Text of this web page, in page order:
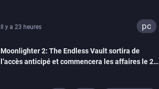
Il y a 23 heures pc
Moonlighter 2: The Endless Vault sortira de
l’accès anticipé et commencera les affaires le 2